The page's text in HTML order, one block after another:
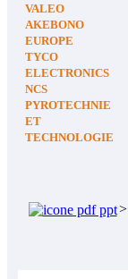
VALEO
AKEBONO
EUROPE
TYCO
ELECTRONICS
NCS
PYROTECHNIE
ET
TECHNOLOGIE
>